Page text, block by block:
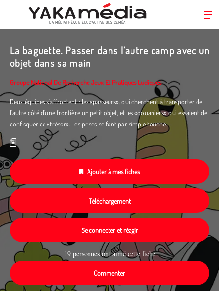
contenu
principal
LA MÉDIATHÈQUE ÉDUC’ACTIVE DES CEMÉA
La baguette. Passer dans l’autre camp avec un
objet dans sa main
Groupe National De Recherche Jeux Et Pratiques Ludiques
Deux équipes s'affrontent : les «passeurs», qui cherchent à transporter de
l'autre côté d'une frontière un petit objet, et les «douaniers» qui essaient de
confisquer ce «trésor». Les prises se font par simple touche.
Ajouter à mes fiches
Téléchargement
Se connecter et réagir
19 personnes ont aimé cette fiche
Commenter